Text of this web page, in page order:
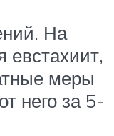
На
евстахиит,
меры
него за 5-